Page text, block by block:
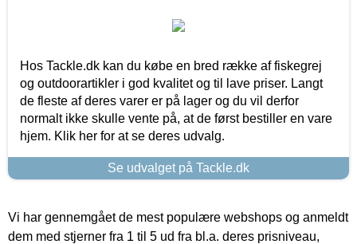
Hos Tackle.dk kan du købe en bred række af fiskegrej
og outdoorartikler i god kvalitet og til lave priser. Langt
de fleste af deres varer er på lager og du vil derfor
normalt ikke skulle vente på, at de først bestiller en vare
hjem. Klik her for at se deres udvalg.
Se udvalget på Tackle.dk
Vi har gennemgået de mest populære webshops og anmeldt
dem med stjerner fra 1 til 5 ud fra bl.a. deres prisniveau,